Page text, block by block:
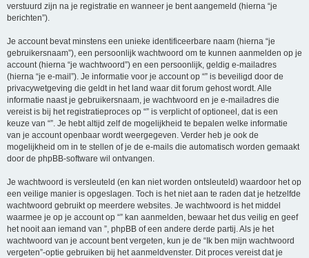
verstuurd zijn na je registratie en wanneer je bent aangemeld (hierna “je
berichten”).
Je account bevat minstens een unieke identificeerbare naam (hierna “je
gebruikersnaam”), een persoonlijk wachtwoord om te kunnen aanmelden op je
account (hierna “je wachtwoord”) en een persoonlijk, geldig e-mailadres
(hierna “je e-mail”). Je informatie voor je account op “” is beveiligd door de
privacywetgeving die geldt in het land waar dit forum gehost wordt. Alle
informatie naast je gebruikersnaam, je wachtwoord en je e-mailadres die
vereist is bij het registratieproces op “” is verplicht of optioneel, dat is een
keuze van “”. Je hebt altijd zelf de mogelijkheid te bepalen welke informatie
van je account openbaar wordt weergegeven. Verder heb je ook de
mogelijkheid om in te stellen of je de e-mails die automatisch worden gemaakt
door de phpBB-software wil ontvangen.
Je wachtwoord is versleuteld (en kan niet worden ontsleuteld) waardoor het op
een veilige manier is opgeslagen. Toch is het niet aan te raden dat je hetzelfde
wachtwoord gebruikt op meerdere websites. Je wachtwoord is het middel
waarmee je op je account op “” kan aanmelden, bewaar het dus veilig en geef
het nooit aan iemand van ”, phpBB of een andere derde partij. Als je het
wachtwoord van je account bent vergeten, kun je de “Ik ben mijn wachtwoord
vergeten”-optie gebruiken bij het aanmeldvenster. Dit proces vereist dat je